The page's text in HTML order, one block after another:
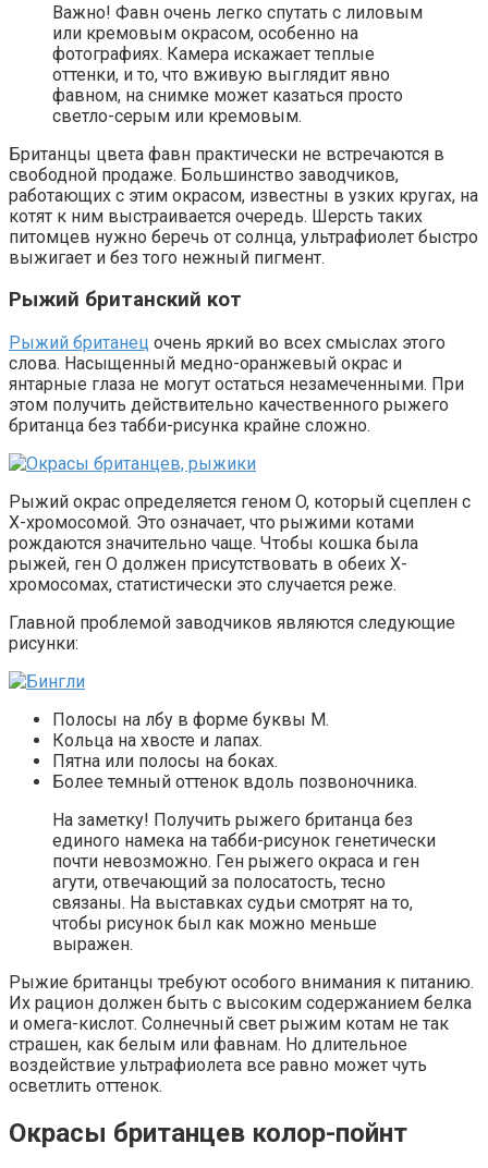
Важно! Фавн очень легко спутать с лиловым
или кремовым окрасом, особенно на
фотографиях. Камера искажает теплые
оттенки, и то, что вживую выглядит явно
фавном, на снимке может казаться просто
светло-серым или кремовым.
Британцы цвета фавн практически не встречаются в
свободной продаже. Большинство заводчиков,
работающих с этим окрасом, известны в узких кругах, на
котят к ним выстраивается очередь. Шерсть таких
питомцев нужно беречь от солнца, ультрафиолет быстро
выжигает и без того нежный пигмент.
Рыжий британский кот
Рыжий британец очень яркий во всех смыслах этого
слова. Насыщенный медно-оранжевый окрас и
янтарные глаза не могут остаться незамеченными. При
этом получить действительно качественного рыжего
британца без табби-рисунка крайне сложно.
Рыжий окрас определяется геном O, который сцеплен с
X-хромосомой. Это означает, что рыжими котами
рождаются значительно чаще. Чтобы кошка была
рыжей, ген O должен присутствовать в обеих X-
хромосомах, статистически это случается реже.
Главной проблемой заводчиков являются следующие
рисунки:
Полосы на лбу в форме буквы М.
Кольца на хвосте и лапах.
Пятна или полосы на боках.
Более темный оттенок вдоль позвоночника.
На заметку! Получить рыжего британца без
единого намека на табби-рисунок генетически
почти невозможно. Ген рыжего окраса и ген
агути, отвечающий за полосатость, тесно
связаны. На выставках судьи смотрят на то,
чтобы рисунок был как можно меньше
выражен.
Рыжие британцы требуют особого внимания к питанию.
Их рацион должен быть с высоким содержанием белка
и омега-кислот. Солнечный свет рыжим котам не так
страшен, как белым или фавнам. Но длительное
воздействие ультрафиолета все равно может чуть
осветлить оттенок.
Окрасы британцев колор-пойнт